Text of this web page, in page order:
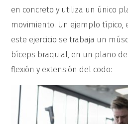
en concreto y utiliza un único
movimiento. Un ejemplo típico,
este ejercicio se trabaja un
bíceps braquial, en un plano
flexión y extensión del codo: